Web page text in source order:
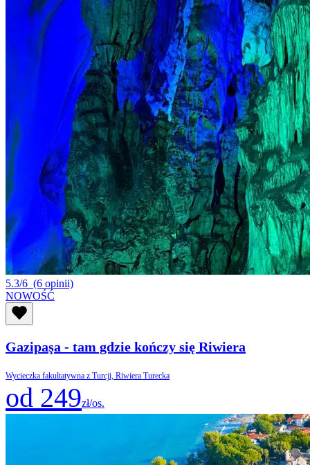
5.3/6 (6 opinii)
NOWOŚĆ
Gazipaşa - tam gdzie kończy się Riwiera
Wycieczka fakultatywna z Turcji, Riwiera Turecka
od 249zł/os.